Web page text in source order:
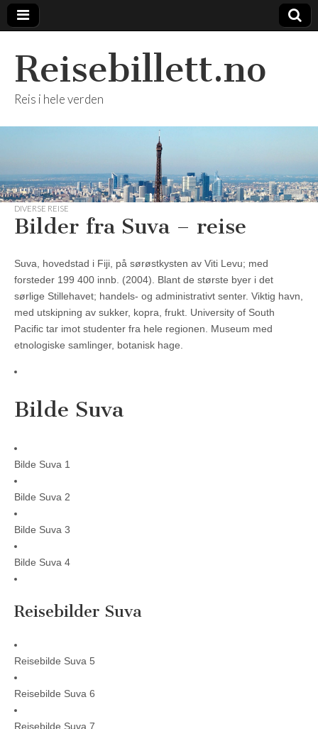
Reisebillett.no
Reis i hele verden
DIVERSE REISE
Bilder fra Suva – reise
Suva, hovedstad i Fiji, på sørøstkysten av Viti Levu; med
forsteder 199 400 innb. (2004). Blant de største byer i det
sørlige Stillehavet; handels- og administrativt senter. Viktig havn,
med utskipning av sukker, kopra, frukt. University of South
Pacific tar imot studenter fra hele regionen. Museum med
etnologiske samlinger, botanisk hage.
Bilde Suva
Bilde Suva 1
Bilde Suva 2
Bilde Suva 3
Bilde Suva 4
Reisebilder Suva
Reisebilde Suva 5
Reisebilde Suva 6
Reisebilde Suva 7